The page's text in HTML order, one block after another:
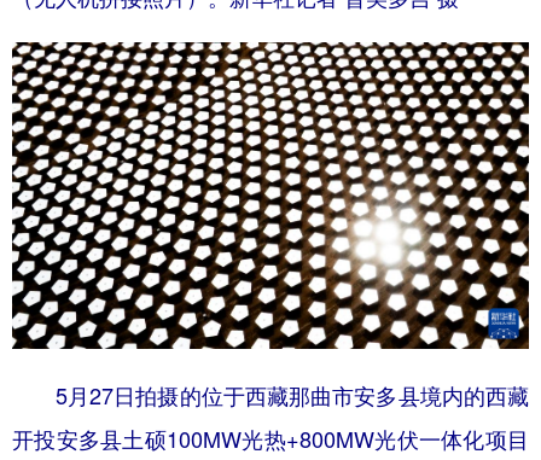
5月27日拍摄的位于西藏那曲市安多县境内的西藏
开投安多县土硕100MW光热+800MW光伏一体化项目